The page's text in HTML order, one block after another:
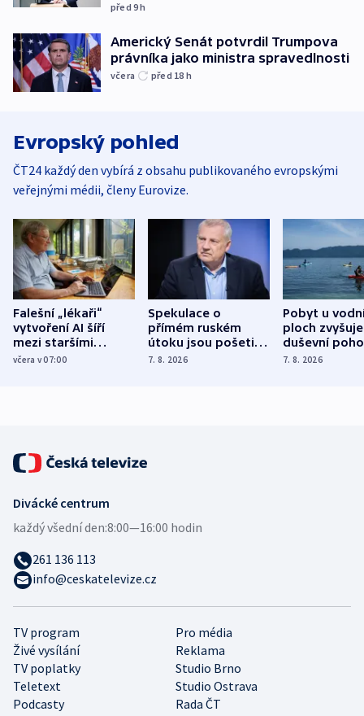
před 9h
Americký Senát potvrdil Trumpova
právníka jako ministra spravedlnosti
včera před 18 h
Evropský pohled
ČT24 každý den vybírá z obsahu publikovaného evropskými
veřejnými médii, členy Eurovize.
Falešní „lékaři“
vytvoření AI šíří
mezi staršími
Poláky nebezpečné
včera v 07:00
Spekulace o
přímém ruském
útoku jsou pošetilé,
míní estonský
7. 8. 2026
Pobyt u
ploch zvyšuje
duševní
ukázala
7. 8. 2026
TV program
Pro média
Živé vysílání
Reklama
TV poplatky
Studio Brno
Teletext
Studio Ostrava
Podcasty
Rada ČT
Divácké centrum
každý všední den:8:00—16:00 hodin
261 136 113
info@ceskatelevize.cz